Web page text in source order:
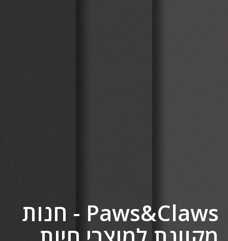
Paws&Claws - חנות